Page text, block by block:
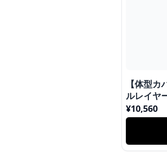
【体型
ルレイヤ
個性派ワ
¥10,560